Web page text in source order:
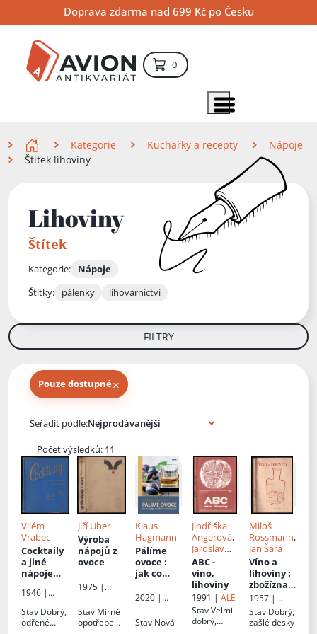
na
obsah
na
navigaci
na
vyhledávání
Doprava zdarma nad 699 Kč po Česku
0položek – košík
Zobrazit položky menu
Kategorie Kuchařky a recepty
Nápoje
Štítek lihoviny
Lihoviny
Štítek
Kategorie:
Nápoje
Štítky:
pálenky lihovarnictví
FILTRY
Pouze dostupné×
Seřadit podle:
Počet výsledků: 11
Vilém
Vrabec
Cocktaily
a jiné
nápoje
doby,
alkoholic
ké a
alkoholu
1946 |
kursy
vaření
Stav Dobrý,
odřené
Jiří Uher
Výroba
nápojů z
ovoce
1975 |
nakladatels
tví
technické
Stav Mírně
opotřebená
Klaus
Hagmann
Pálíme
ovoce:
jak co
zužitkova
t vlastní
úrodu
2020 |
ví Víkend,
Stav Nová
Jindřiška
Angerová,
Jaroslav
Sůra
ABC -
víno,
lihoviny
1991 |ALE
StavVelmi
dobrý,
Miloš
Rossmann,
Jan Šára
Víno a
lihoviny:
zbožíznal
ecká
příručka
1957 |
Vydavatelst
ví vnitřního
Stav Dobrý,
zašlé desky